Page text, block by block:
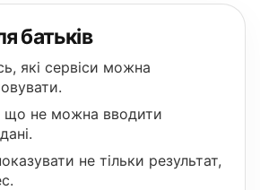
батьків
які сервіси можна
що не можна вводити
не тільки результат,